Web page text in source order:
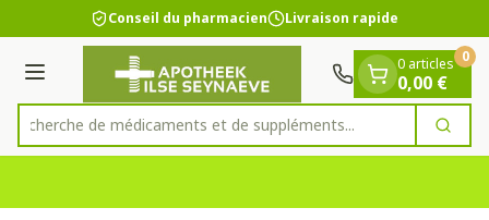
Aller au contenu
1 de 1
Conseil du pharmacien Livraison rapide
Menu
Rechercher
Recherche de médicaments et de suppléments...
0 articles
0,00 €
0